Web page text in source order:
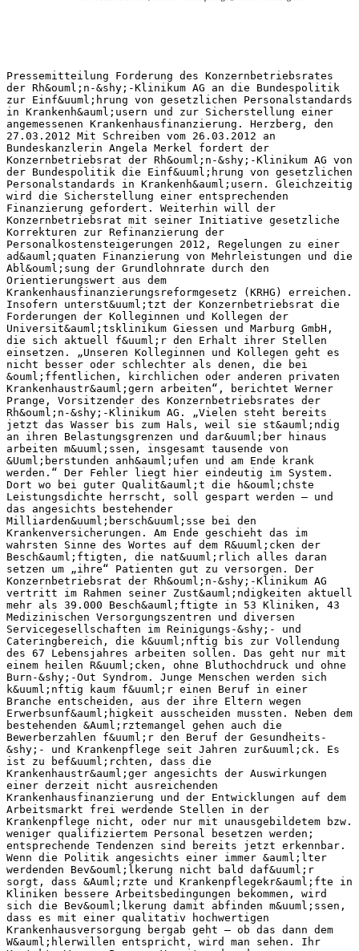
Pressemitteilung Forderung des Konzernbetriebsrates
der Rh&ouml;n-&shy;‐Klinikum AG an die Bundespolitik
zur Einf&uuml;hrung von gesetzlichen Personalstandards
in Krankenh&auml;usern und zur Sicherstellung einer
angemessenen Krankenhausfinanzierung. Herzberg, den
27.03.2012 Mit Schreiben vom 26.03.2012 an
Bundeskanzlerin Angela Merkel fordert der
Konzernbetriebsrat der Rh&ouml;n-&shy;‐Klinikum AG von
der Bundespolitik die Einf&uuml;hrung von gesetzlichen
Personalstandards in Krankenh&auml;usern. Gleichzeitig
wird die Sicherstellung einer entsprechenden
Finanzierung gefordert. Weiterhin will der
Konzernbetriebsrat mit seiner Initiative gesetzliche
Korrekturen zur Refinanzierung der
Personalkostensteigerungen 2012, Regelungen zu einer
ad&auml;quaten Finanzierung von Mehrleistungen und die
Abl&ouml;sung der Grundlohnrate durch den
Orientierungswert aus dem
Krankenhausfinanzierungsreformgesetz (KRHG) erreichen.
Insofern unterst&uuml;tzt der Konzernbetriebsrat die
Forderungen der Kolleginnen und Kollegen der
Universit&auml;tsklinikum Giessen und Marburg GmbH,
die sich aktuell f&uuml;r den Erhalt ihrer Stellen
einsetzen. „Unseren Kolleginnen und Kollegen geht es
nicht besser oder schlechter als denen, die bei
&ouml;ffentlichen, kirchlichen oder anderen privaten
Krankenhaustr&auml;gern arbeiten“, berichtet Werner
Prange, Vorsitzender des Konzernbetriebsrates der
Rh&ouml;n-&shy;‐Klinikum AG. „Vielen steht bereits
jetzt das Wasser bis zum Hals, weil sie st&auml;ndig
an ihren Belastungsgrenzen und dar&uuml;ber hinaus
arbeiten m&uuml;ssen, insgesamt tausende von
&Uuml;berstunden anh&auml;ufen und am Ende krank
werden.“ Der Fehler liegt hier eindeutig im System.
Dort wo bei guter Qualit&auml;t die h&ouml;chste
Leistungsdichte herrscht, soll gespart werden – und
das angesichts bestehender
Milliarden&uuml;bersch&uuml;sse bei den
Krankenversicherungen. Am Ende geschieht das im
wahrsten Sinne des Wortes auf dem R&uuml;cken der
Besch&auml;ftigten, die nat&uuml;rlich alles daran
setzen um „ihre“ Patienten gut zu versorgen. Der
Konzernbetriebsrat der Rh&ouml;n-&shy;‐Klinikum AG
vertritt im Rahmen seiner Zust&auml;ndigkeiten aktuell
mehr als 39.000 Besch&auml;ftigte in 53 Kliniken, 43
Medizinischen Versorgungszentren und diversen
Servicegesellschaften im Reinigungs-&shy;‐ und
Cateringbereich, die k&uuml;nftig bis zur Vollendung
des 67 Lebensjahres arbeiten sollen. Das geht nur mit
einem heilen R&uuml;cken, ohne Bluthochdruck und ohne
Burn-&shy;‐Out Syndrom. Junge Menschen werden sich
k&uuml;nftig kaum f&uuml;r einen Beruf in einer
Branche entscheiden, aus der ihre Eltern wegen
Erwerbsunf&auml;higkeit ausscheiden mussten. Neben dem
bestehenden &Auml;rztemangel gehen auch die
Bewerberzahlen f&uuml;r den Beruf der Gesundheits-
&shy;‐ und Krankenpflege seit Jahren zur&uuml;ck. Es
ist zu bef&uuml;rchten, dass die
Krankenhaustr&auml;ger angesichts der Auswirkungen
einer derzeit nicht ausreichenden
Krankenhausfinanzierung und der Entwicklungen auf dem
Arbeitsmarkt frei werdende Stellen in der
Krankenpflege nicht, oder nur mit unausgebildetem bzw.
weniger qualifiziertem Personal besetzen werden;
entsprechende Tendenzen sind bereits jetzt erkennbar.
Wenn die Politik angesichts einer immer &auml;lter
werdenden Bev&ouml;lkerung nicht bald daf&uuml;r
sorgt, dass &Auml;rzte und Krankenpflegekr&auml;fte in
Kliniken bessere Arbeitsbedingungen bekommen, wird
sich die Bev&ouml;lkerung damit abfinden m&uuml;ssen,
dass es mit einer qualitativ hochwertigen
Krankenhausversorgung bergab geht – ob das dann dem
W&auml;hlerwillen entspricht, wird man sehen. Ihr